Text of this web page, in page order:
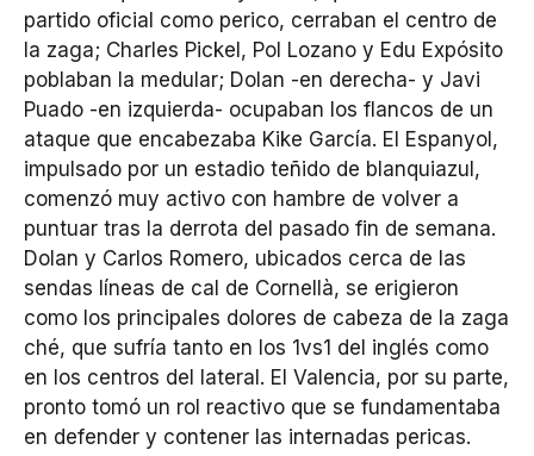
partido oficial como perico, cerraban el centro de
la zaga; Charles Pickel, Pol Lozano y Edu Expósito
poblaban la medular; Dolan -en derecha- y Javi
Puado -en izquierda- ocupaban los flancos de un
ataque que encabezaba Kike García. El Espanyol,
impulsado por un estadio teñido de blanquiazul,
comenzó muy activo con hambre de volver a
puntuar tras la derrota del pasado fin de semana.
Dolan y Carlos Romero, ubicados cerca de las
sendas líneas de cal de Cornellà, se erigieron
como los principales dolores de cabeza de la zaga
ché, que sufría tanto en los 1vs1 del inglés como
en los centros del lateral. El Valencia, por su parte,
pronto tomó un rol reactivo que se fundamentaba
en defender y contener las internadas pericas.